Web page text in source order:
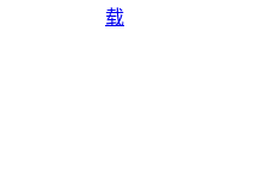
载